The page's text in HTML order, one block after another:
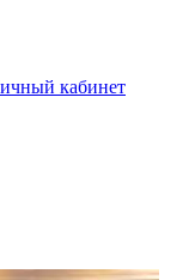
кабинет